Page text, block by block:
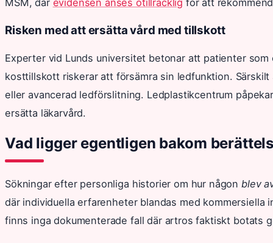
MSM, där evidensen anses otillräcklig för att
Risken med att ersätta vård med tillskott
Experter vid Lunds universitet betonar att patienter
kosttillskott riskerar att försämra sin ledfunktion.
eller avancerad ledförslitning. Ledplastikcentrum
ersätta läkarvård.
Vad ligger egentligen bakom
Sökningar efter personliga historier om hur någon blev
där individuella erfarenheter blandas med
finns inga dokumenterade fall där artros faktiskt botats